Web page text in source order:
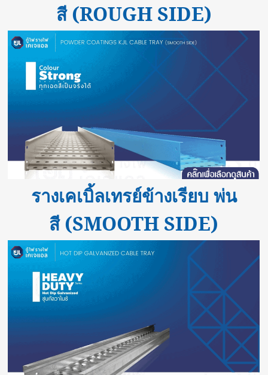
สี (ROUGH SIDE)
รางเคเบิ้ลเทรย์ข้างเรียบ พ่น
สี (SMOOTH SIDE)